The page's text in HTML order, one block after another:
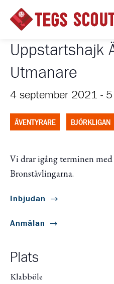
Uppstartshajk
Utmanare
4 september 2021 -
ÄVENTYRARE BJÖRKLIGAN
Vi drar igång terminen
Bronstävlingarna.
Inbjudan
Anmälan
Plats
Klabböle